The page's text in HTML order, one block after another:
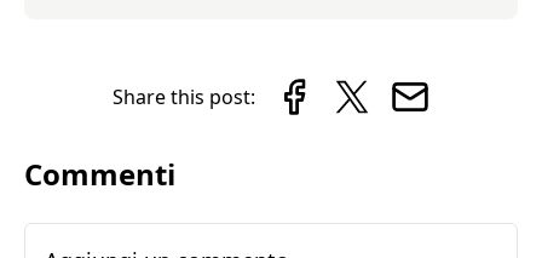
Share this post:
Commenti